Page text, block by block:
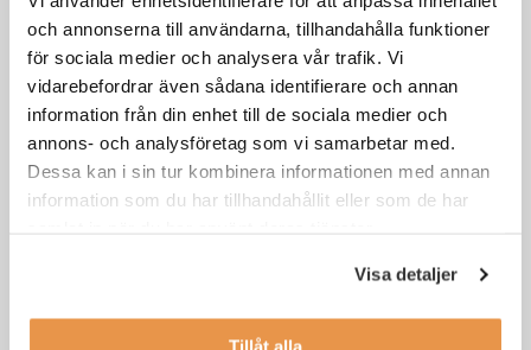
och annonserna till användarna, tillhandahålla funktioner
för sociala medier och analysera vår trafik. Vi
vidarebefordrar även sådana identifierare och annan
information från din enhet till de sociala medier och
annons- och analysföretag som vi samarbetar med.
Dessa kan i sin tur kombinera informationen med annan
information som du har tillhandahållit eller som de har
Visa detaljer
Tillåt alla